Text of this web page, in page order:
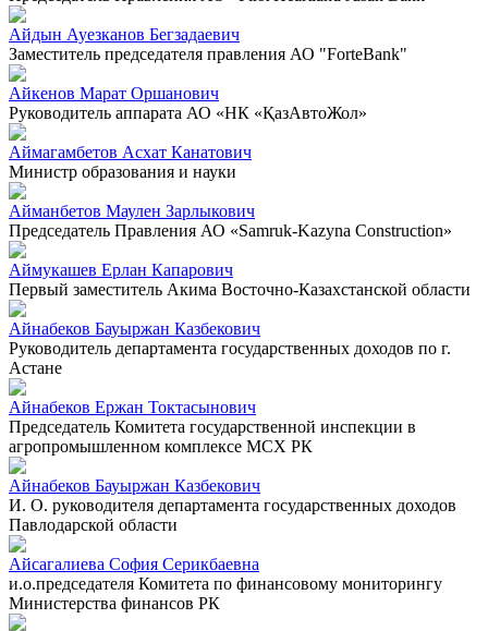
Айдын Ауезканов Бегзадаевич
Заместитель председателя правления АО "ForteBank"
Айкенов Марат Оршанович
Руководитель аппарата АО «НК «ҚазАвтоЖол»
Аймагамбетов Асхат Канатович
Министр образования и науки
Айманбетов Маулен Зарлыкович
Председатель Правления АО «Samruk-Kazyna Construction»
Аймукашев Ерлан Капарович
Первый заместитель Акима Восточно-Казахстанской области
Айнабеков Бауыржан Казбекович
Руководитель департамента государственных доходов по г.
Астане
Айнабеков Ержан Токтасынович
Председатель Комитета государственной инспекции в
агропромышленном комплексе МСХ РК
Айнабеков Бауыржан Казбекович
И. О. руководителя департамента государственных доходов
Павлодарской области
Айсагалиева София Серикбаевна
и.о.председателя Комитета по финансовому мониторингу
Министерства финансов РК